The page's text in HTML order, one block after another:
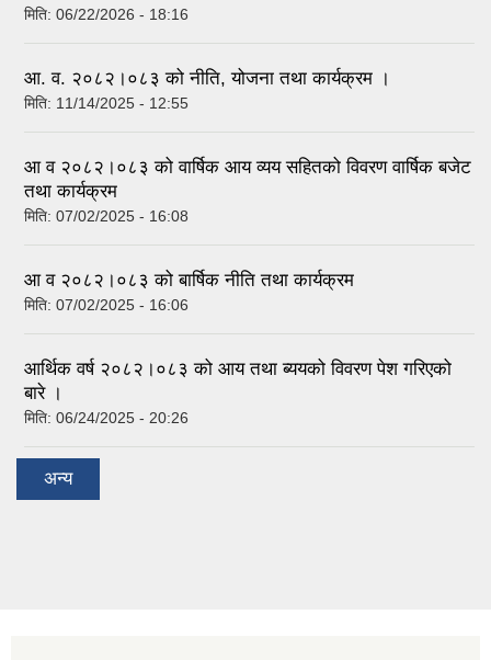
मिति: 06/22/2026 - 18:16
आ. व. २०८२।०८३ को नीति, योजना तथा कार्यक्रम ।
मिति: 11/14/2025 - 12:55
आ व २०८२।०८३ को वार्षिक आय व्यय सहितको विवरण वार्षिक बजेट
तथा कार्यक्रम
मिति: 07/02/2025 - 16:08
आ व २०८२।०८३ को बार्षिक नीति तथा कार्यक्रम
मिति: 07/02/2025 - 16:06
आर्थिक वर्ष २०८२।०८३ को आय तथा ब्ययको विवरण पेश गरिएको
बारे ।
मिति: 06/24/2025 - 20:26
अन्य